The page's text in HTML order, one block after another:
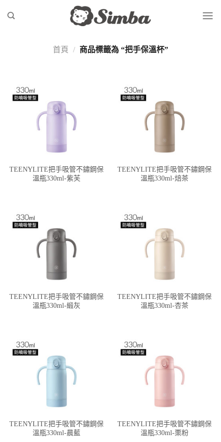
首頁 / 商品標籤為 “把手保溫杯”
TEENYLITE把手吸管不鏽鋼保
溫瓶330ml-紫芙
TEENYLITE把手吸管不鏽鋼保
溫瓶330ml-焙茶
TEENYLITE把手吸管不鏽鋼保
溫瓶330ml-緞灰
TEENYLITE把手吸管不鏽鋼保
溫瓶330ml-杏茶
TEENYLITE把手吸管不鏽鋼保
溫瓶330ml-晨藍
TEENYLITE把手吸管不鏽鋼保
溫瓶330ml-栗粉